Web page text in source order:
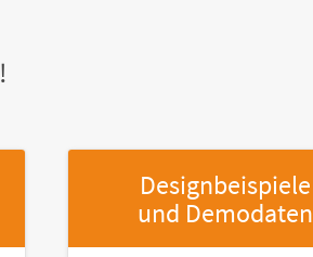
Designbeispiele
und Demodaten